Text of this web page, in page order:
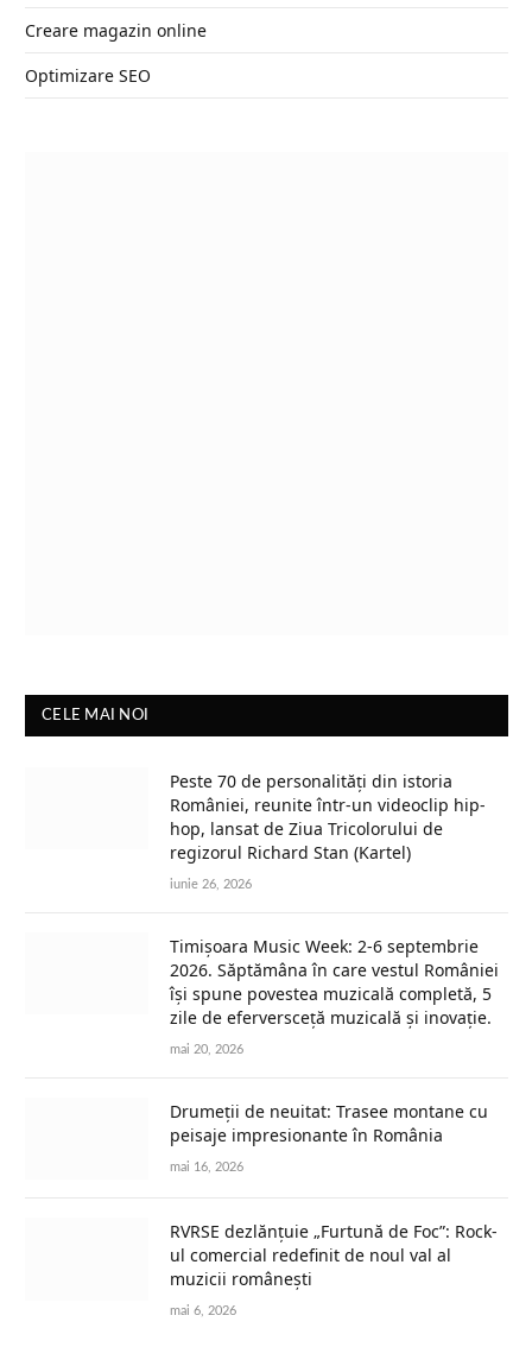
Creare magazin online
Optimizare SEO
CELE MAI NOI
Peste 70 de personalități din istoria
României, reunite într-un videoclip hip-
hop, lansat de Ziua Tricolorului de
regizorul Richard Stan (Kartel)
iunie 26, 2026
Timișoara Music Week: 2-6 septembrie
2026. Săptămâna în care vestul României
își spune povestea muzicală completă, 5
zile de eferversceță muzicală și inovație.
mai 20, 2026
Drumeții de neuitat: Trasee montane cu
peisaje impresionante în România
mai 16, 2026
RVRSE dezlănțuie „Furtună de Foc”: Rock-
ul comercial redefinit de noul val al
muzicii românești
mai 6, 2026